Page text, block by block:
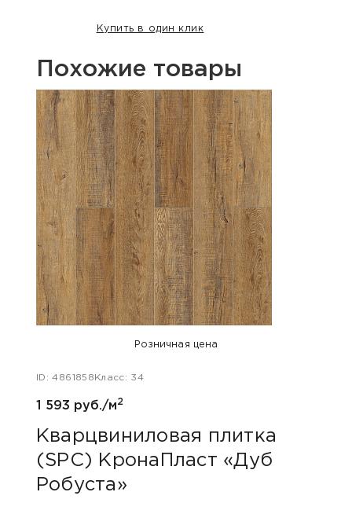
Купить в один клик
Похожие товары
Розничная цена
ID: 4861858 Класс: 34
1 593 руб./м2
Кварцвиниловая плитка
(SPC) КронаПласт «Дуб
Робуста»